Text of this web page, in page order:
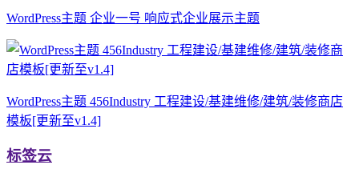
WordPress主题 企业一号 响应式企业展示主题
WordPress主题 456Industry 工程建设/基建维修/建筑/装修商店
模板[更新至v1.4]
标签云